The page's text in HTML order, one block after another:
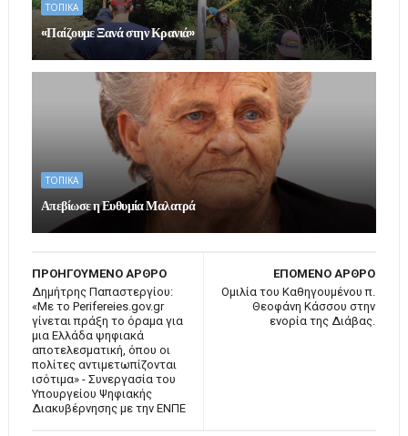
ΤΟΠΙΚΑ
«Παίζουμε Ξανά στην Κρανιά»
ΤΟΠΙΚΑ
Απεβίωσε η Ευθυμία Μαλατρά
ΕΠΟΜΕΝΟ ΑΡΘΡΟ
Ομιλία του Καθηγουμένου π.
Θεοφάνη Κάσσου στην
ενορία της Διάβας.
ΠΡΟΗΓΟΥΜΕΝΟ ΑΡΘΡΟ
Δημήτρης Παπαστεργίου:
«Με το Perifereies.gov.gr
γίνεται πράξη το όραμα για
μια Ελλάδα ψηφιακά
αποτελεσματική, όπου οι
πολίτες αντιμετωπίζονται
ισότιμα» - Συνεργασία του
Υπουργείου Ψηφιακής
Διακυβέρνησης με την ΕΝΠΕ